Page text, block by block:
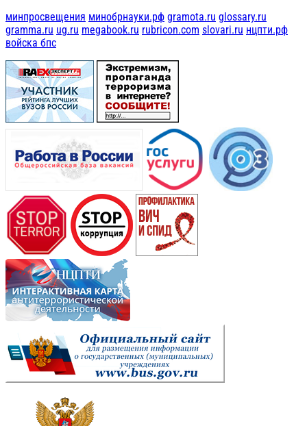
минпросвещения минобрнауки.рф gramota.ru glossary.ru
gramma.ru ug.ru megabook.ru rubricon.com slovari.ru нцпти.рф
войска бпс